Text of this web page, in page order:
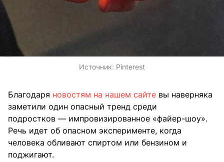
Источник: Pinterest
Благодаря новостям на нашем сайте вы наверняка
заметили один опасный тренд среди
подростков — импровизированное «файер-шоу».
Речь идет об опасном эксперименте, когда
человека обливают спиртом или бензином и
поджигают.